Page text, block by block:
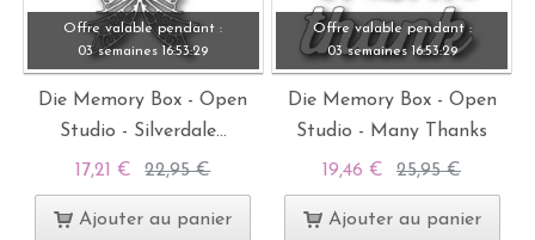
Offre valable pendant :
03 semaines 16:53:28
Die Memory Box - Open
Studio - Silverdale...
17,21 € 22,95 €
Ajouter au panier
Offre valable pendant :
03 semaines 16:53:28
Die Memory Box - Open
Studio - Many Thanks
19,46 € 25,95 €
Ajouter au panier